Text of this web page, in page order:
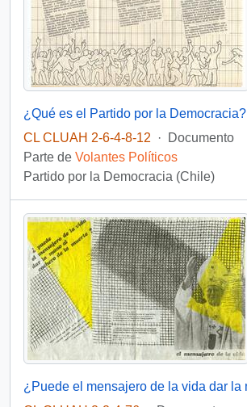
¿Qué es el Partido por la Democracia?
CL CLUAH 2-6-4-8-12
·
Documento
Parte de Volantes Políticos
Partido por la Democracia (Chile)